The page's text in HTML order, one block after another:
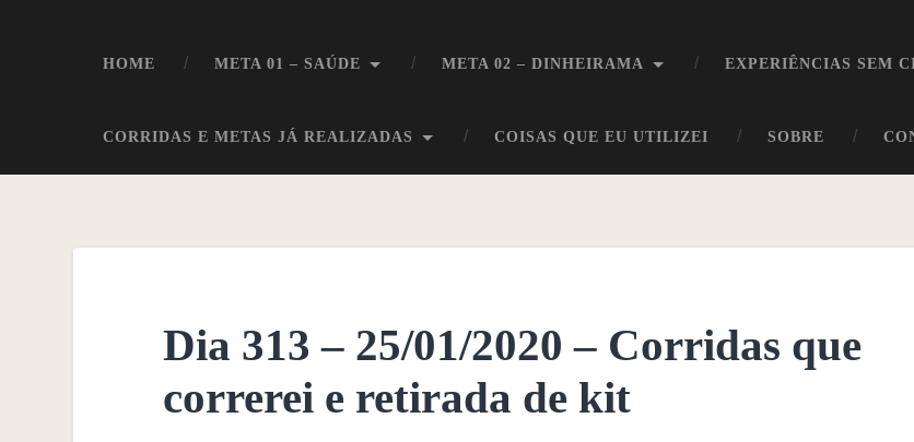
HOME META 01 – SAÚDE META 02 – DINHEIRAMA EXPERIÊNCIAS SEM
CORRIDAS E METAS JÁ REALIZADAS COISAS QUE EU UTILIZEI SOBRE
Dia 313 – 25/01/2020 – Corridas que
correrei e retirada de kit